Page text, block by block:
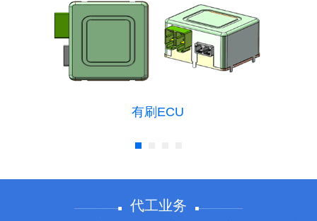
有刷ECU
代工业务